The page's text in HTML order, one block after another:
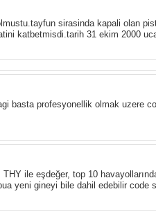
sirasinda kapali olan
katbetmisdi.tarih 31 ekim 2000
basta profesyonellik olmak uzere
ile eşdeğer, top 10
yeni gineyi bile dahil edebilir code